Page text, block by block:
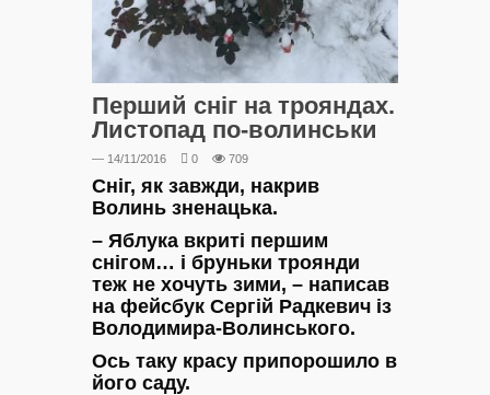
Перший сніг на трояндах.
Листопад по-волинськи
— 14/11/2016 0 709
Сніг, як завжди, накрив
Волинь зненацька.
– Яблука вкриті першим
снігом… і бруньки троянди
теж не хочуть зими, – написав
на фейсбук Сергій Радкевич із
Володимира-Волинського.
Ось таку красу припорошило в
його саду.